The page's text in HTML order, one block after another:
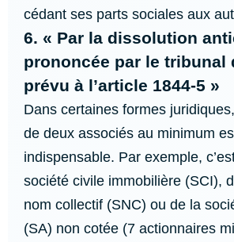
cédant ses parts sociales aux
6. « Par la dissolution
prononcée par le tribunal
prévu à l’article 1844-5 »
Dans certaines formes
de deux associés au minimum
indispensable. Par exemple,
société civile immobilière (SCI),
nom collectif (SNC) ou de la
(SA) non cotée (7 actionnaires